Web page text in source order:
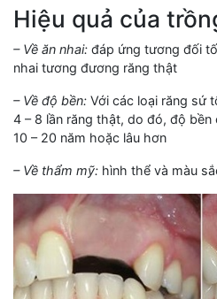
Hiệu quả của
– Về ăn nhai: đáp ứng tương đối
nhai tương đương răng thật
– Về độ bền: Với các loại răng sứ
4 – 8 lần răng thật, do đó, độ
10 – 20 năm hoặc lâu hơn
– Về thẩm mỹ: hình thể và màu